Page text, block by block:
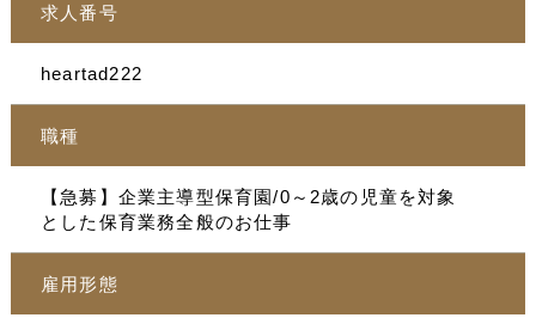
求人番号
heartad222
職種
【急募】企業主導型保育園/0～2歳の児童を対象
とした保育業務全般のお仕事
雇用形態